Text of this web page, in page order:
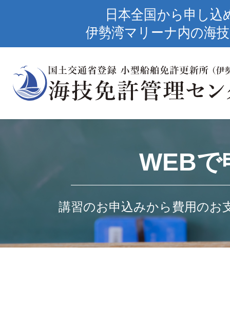
日本全国から申し
伊勢湾マリーナ内の海
WEBで
講習のお申込みから費用のお